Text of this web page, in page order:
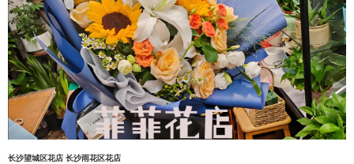
长沙望城区花店 长沙雨花区花店